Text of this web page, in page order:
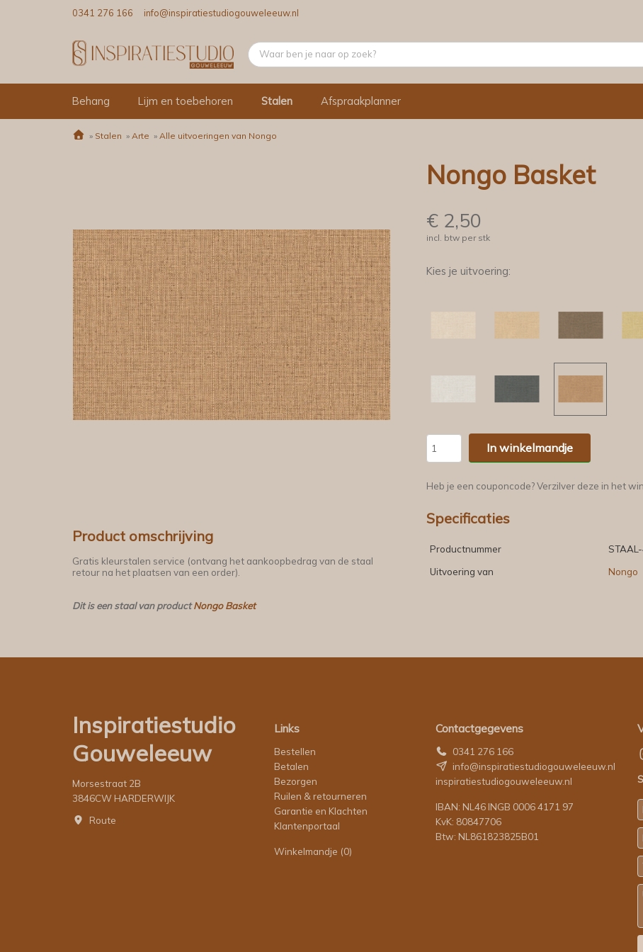
0341 276 166 info@inspiratiestudiogouweleeuw.nl
Behang Lijm en toebehoren Stalen Afspraakplanner
» Stalen » Arte » Alle uitvoeringen van Nongo
Product omschrijving
Gratis kleurstalen service (ontvang het aankoopbedrag van de staal
retour na het plaatsen van een order).
Dit is een staal van productNongo Basket
Nongo Basket
€ 2,50
incl. btw per stk
Kies je uitvoering:
In winkelmandje
Heb je een couponcode? Verzilver deze in het
Specificaties
Productnummer
Uitvoering van
Nongo
Inspiratiestudio
Gouweleeuw
Morsestraat 2B
3846CW HARDERWIJK
Route
Links
Bestellen
Betalen
Bezorgen
Ruilen & retourneren
Garantie en Klachten
Klantenportaal
Winkelmandje (0)
Contactgegevens
0341 276 166
info@inspiratiestudiogouweleeuw.nl
inspiratiestudiogouweleeuw.nl
IBAN: NL46 INGB 0006 4171 97
KvK: 80847706
Btw: NL861823825B01